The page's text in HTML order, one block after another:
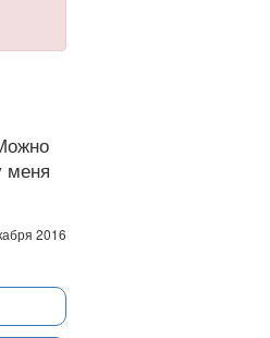
меня
2016